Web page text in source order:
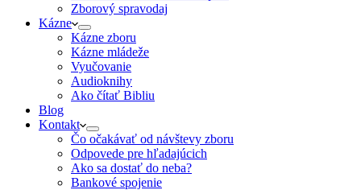
Zborový spravodaj
Kázne
Kázne zboru
Kázne mládeže
Vyučovanie
Audioknihy
Ako čítať Bibliu
Blog
Kontakt
Čo očakávať od návštevy zboru
Odpovede pre hľadajúcich
Ako sa dostať do neba?
Bankové spojenie